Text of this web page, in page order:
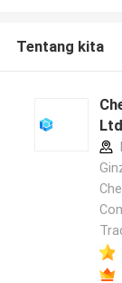
Tentang kita